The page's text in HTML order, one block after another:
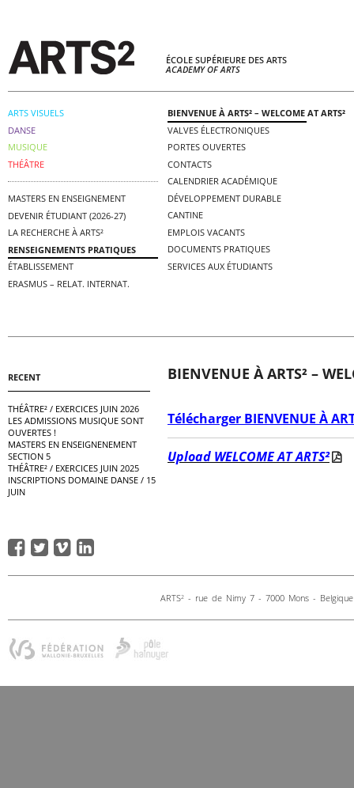
ÉCOLE SUPÉRIEURE DES ARTS
ACADEMY OF ARTS
ARTS VISUELS
DANSE
MUSIQUE
THÉÂTRE
MASTERS EN ENSEIGNEMENT
DEVENIR ÉTUDIANT (2026-27)
LA RECHERCHE À ARTS²
RENSEIGNEMENTS PRATIQUES
BIENVENUE À ARTS² – WELCOME AT ARTS²
VALVES ÉLECTRONIQUES
PORTES OUVERTES
CONTACTS
CALENDRIER ACADÉMIQUE
DÉVELOPPEMENT DURABLE
CANTINE
EMPLOIS VACANTS
DOCUMENTS PRATIQUES
SERVICES AUX ÉTUDIANTS
ÉTABLISSEMENT
ERASMUS – RELAT. INTERNAT.
RECENT
THÉÂTRE² / EXERCICES JUIN 2026
LES ADMISSIONS MUSIQUE SONT
OUVERTES !
MASTERS EN ENSEIGNENEMENT
SECTION 5
THÉÂTRE² / EXERCICES JUIN 2025
INSCRIPTIONS DOMAINE DANSE / 15
JUIN
BIENVENUE À ARTS² –
Télécharger BIENVENUE À
Upload WELCOME AT ARTS²
ARTS2 - rue de Nimy 7 - 7000 Mons -